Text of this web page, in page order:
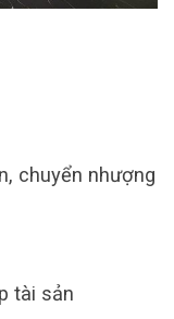
chuyển nhượng
tài sản